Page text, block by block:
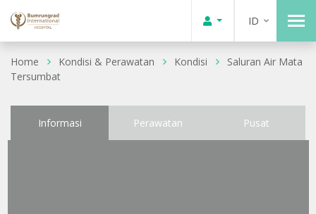
ID
Home Kondisi & Perawatan Kondisi
Saluran Air Mata
Tersumbat
Informasi Perawatan Pusat